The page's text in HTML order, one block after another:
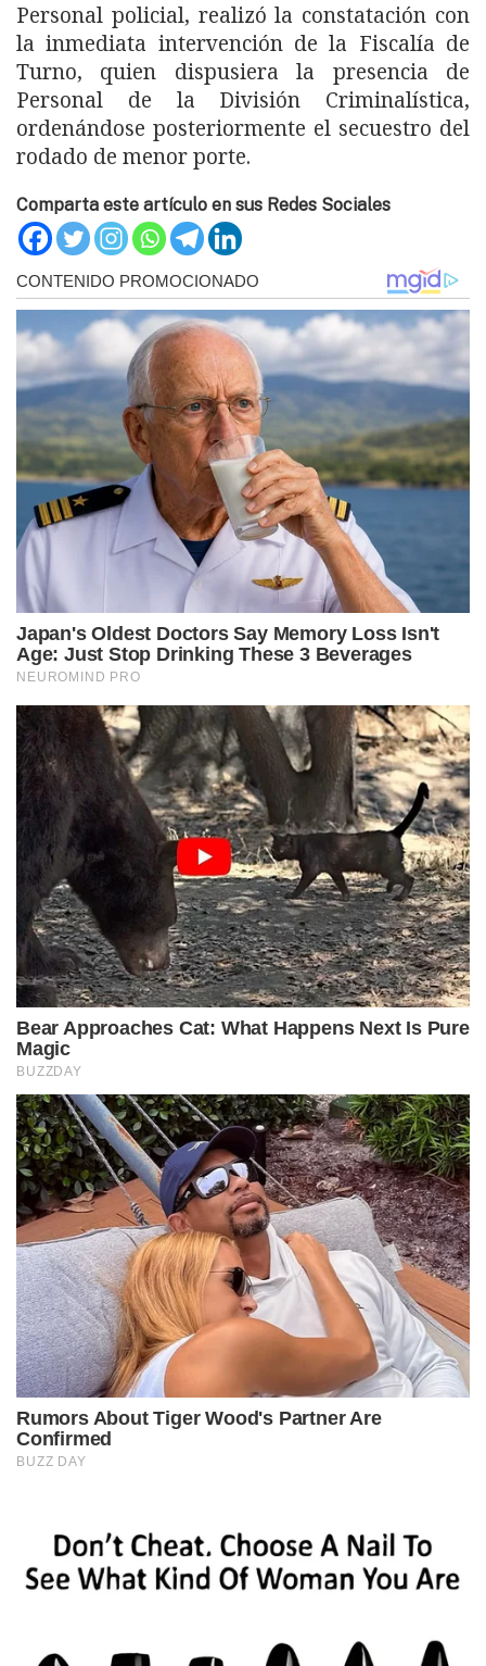
Personal policial, realizó la constatación con
la inmediata intervención de la Fiscalía de
Turno, quien dispusiera la presencia de
Personal de la División Criminalística,
ordenándose posteriormente el secuestro del
rodado de menor porte.
Comparta este artículo en sus Redes Sociales